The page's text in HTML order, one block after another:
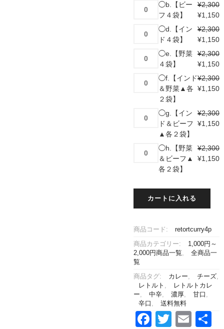
袋】
◯b.【ビー
フ４袋】
¥2,300
¥1,150
袋】
◯d.【イン
ド４袋】
¥2,300
¥1,150
◯e.【野菜
４袋】
¥2,300
¥1,150
◯f.【インド
＆野菜▲各
２袋】
¥2,300
¥1,150
フ
各
袋】
個
◯g.【イン
ド＆ビーフ
▲各２袋】
¥2,300
¥1,150
ビ
フ
各
２
袋】
個
◯h.【野菜
＆ビーフ▲
各２袋】
¥2,300
¥1,150
カートに入れる
商品コード: retortcurry4p
商品カテゴリー:
1,000円～
2,000円商品一覧,
全商品一
覧
商品タグ: カレー, チーズ,
レトルト ,
レトルトカレ
ー, 中辛, 濃厚, 甘口 ,
辛口 , 送料無料
Facebook
Twitter